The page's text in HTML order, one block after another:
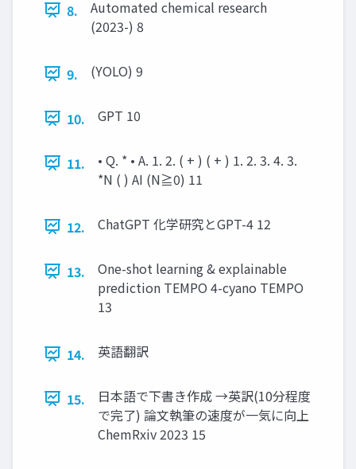
8.
Automated chemical research
(2023-) 8
9. (YOLO) 9
10. GPT 10
11.
• Q. * • A. 1. 2. ( + ) ( + ) 1. 2. 3. 4. 3.
*N ( ) AI (N≧0) 11
12. ChatGPT 化学研究とGPT-4 12
13.
One-shot learning & explainable
prediction TEMPO 4-cyano TEMPO
13
14. 英語翻訳
15.
日本語で下書き作成 →英訳(10分程度
で完了) 論文執筆の速度が一気に向上
ChemRxiv 2023 15